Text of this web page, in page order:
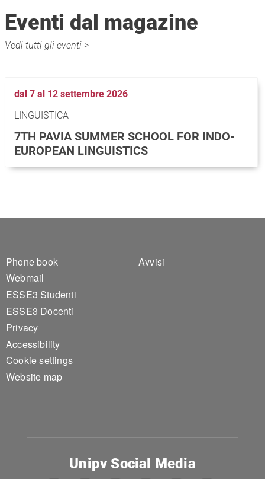
Vedi tutti gli eventi >
Eventi dal magazine
dal 7 al 12 settembre 2026
LINGUISTICA
7TH PAVIA SUMMER SCHOOL FOR INDO-
EUROPEAN LINGUISTICS
Footer 1
Phone book
Webmail
ESSE3 Studenti
ESSE3 Docenti
Privacy
Accessibility
Cookie settings
Website map
Footer 2
Avvisi
Unipv Social Media